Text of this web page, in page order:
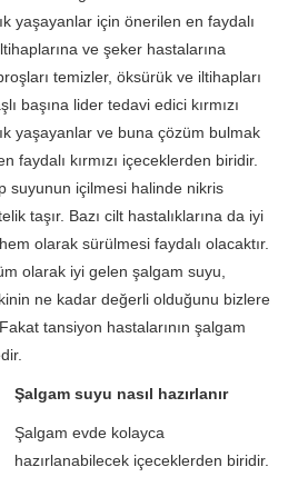
yaşayanlar için önerilen en faydalı
ve şeker hastalarına
temizler, öksürük ve iltihapları
başına lider tedavi edici kırmızı
yaşayanlar ve buna çözüm bulmak
faydalı kırmızı içeceklerden biridir.
suyunun içilmesi halinde nikris
taşır. Bazı cilt hastalıklarına da iyi
olarak sürülmesi faydalı olacaktır.
olarak iyi gelen şalgam suyu,
ne kadar değerli olduğunu bizlere
tansiyon hastalarının şalgam
Şalgam suyu nasıl hazırlanır
Şalgam evde kolayca
hazırlanabilecek içeceklerden biridir.